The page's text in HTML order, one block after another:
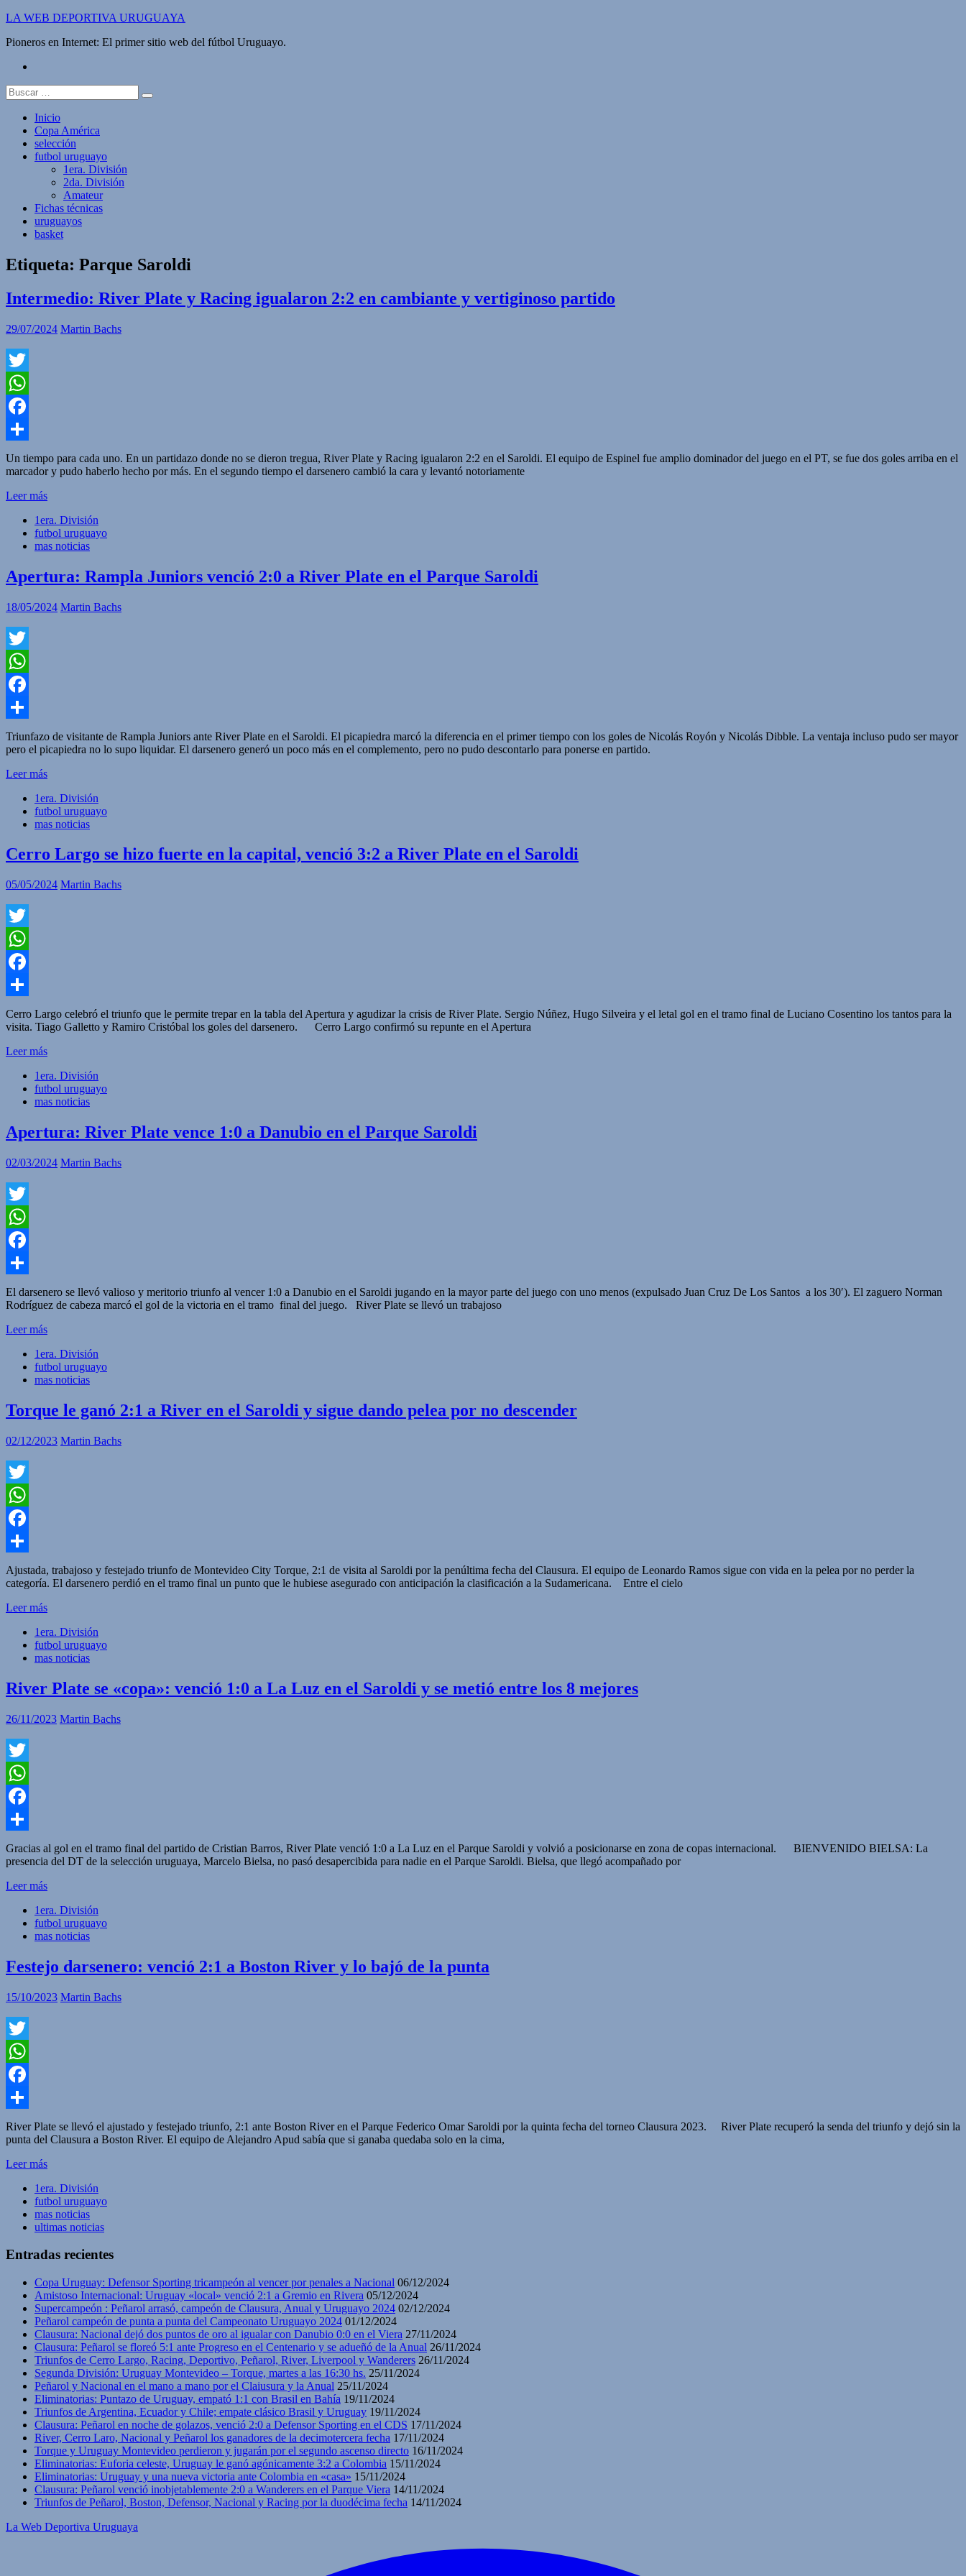
Saltar
contenido
LA WEB DEPORTIVA URUGUAYA
Pioneros en Internet: El primer sitio web del fútbol Uruguayo.
Buscar:
Inicio
Copa América
selección
futbol uruguayo
1era. División
2da. División
Amateur
Fichas técnicas
uruguayos
basket
Etiqueta: Parque Saroldi
Intermedio: River Plate y Racing igualaron 2:2 en cambiante y vertiginoso partido
29/07/2024 Martin Bachs
Twitter
WhatsApp
Facebook
Compartir
Un tiempo para cada uno. En un partidazo donde no se dieron tregua, River Plate y Racing igualaron 2:2 en el Saroldi. El equipo de Espinel fue amplio dominador del juego en el PT, se fue dos goles arriba en el
marcador y pudo haberlo hecho por más. En el segundo tiempo el darsenero cambió la cara y levantó notoriamente
Leer más
1era. División
futbol uruguayo
mas noticias
Apertura: Rampla Juniors venció 2:0 a River Plate en el Parque Saroldi
18/05/2024 Martin Bachs
Twitter
WhatsApp
Facebook
Compartir
Triunfazo de visitante de Rampla Juniors ante River Plate en el Saroldi. El picapiedra marcó la diferencia en el primer tiempo con los goles de Nicolás Royón y Nicolás Dibble. La ventaja incluso pudo ser mayor
pero el picapiedra no lo supo liquidar. El darsenero generó un poco más en el complemento, pero no pudo descontarlo para ponerse en partido.
Leer más
1era. División
futbol uruguayo
mas noticias
Cerro Largo se hizo fuerte en la capital, venció 3:2 a River Plate en el Saroldi
05/05/2024 Martin Bachs
Twitter
WhatsApp
Facebook
Compartir
Cerro Largo celebró el triunfo que le permite trepar en la tabla del Apertura y agudizar la crisis de River Plate. Sergio Núñez, Hugo Silveira y el letal gol en el tramo final de Luciano Cosentino los tantos para la
visita. Tiago Galletto y Ramiro Cristóbal los goles del darsenero. Cerro Largo confirmó su repunte en el Apertura
Leer más
1era. División
futbol uruguayo
mas noticias
Apertura: River Plate vence 1:0 a Danubio en el Parque Saroldi
02/03/2024 Martin Bachs
Twitter
WhatsApp
Facebook
Compartir
El darsenero se llevó valioso y meritorio triunfo al vencer 1:0 a Danubio en el Saroldi jugando en la mayor parte del juego con uno menos (expulsado Juan Cruz De Los Santos a los 30′). El zaguero Norman
Rodríguez de cabeza marcó el gol de la victoria en el tramo final del juego. River Plate se llevó un trabajoso
Leer más
1era. División
futbol uruguayo
mas noticias
Torque le ganó 2:1 a River en el Saroldi y sigue dando pelea por no descender
02/12/2023 Martin Bachs
Twitter
WhatsApp
Facebook
Compartir
Ajustada, trabajoso y festejado triunfo de Montevideo City Torque, 2:1 de visita al Saroldi por la penúltima fecha del Clausura. El equipo de Leonardo Ramos sigue con vida en la pelea por no perder la
categoría. El darsenero perdió en el tramo final un punto que le hubiese asegurado con anticipación la clasificación a la Sudamericana. Entre el cielo
Leer más
1era. División
futbol uruguayo
mas noticias
River Plate se «copa»: venció 1:0 a La Luz en el Saroldi y se metió entre los 8 mejores
26/11/2023 Martin Bachs
Twitter
WhatsApp
Facebook
Compartir
Gracias al gol en el tramo final del partido de Cristian Barros, River Plate venció 1:0 a La Luz en el Parque Saroldi y volvió a posicionarse en zona de copas internacional. BIENVENIDO BIELSA: La
presencia del DT de la selección uruguaya, Marcelo Bielsa, no pasó desapercibida para nadie en el Parque Saroldi. Bielsa, que llegó acompañado por
Leer más
1era. División
futbol uruguayo
mas noticias
Festejo darsenero: venció 2:1 a Boston River y lo bajó de la punta
15/10/2023 Martin Bachs
Twitter
WhatsApp
Facebook
Compartir
River Plate se llevó el ajustado y festejado triunfo, 2:1 ante Boston River en el Parque Federico Omar Saroldi por la quinta fecha del torneo Clausura 2023. River Plate recuperó la senda del triunfo y dejó sin la
punta del Clausura a Boston River. El equipo de Alejandro Apud sabía que si ganaba quedaba solo en la cima,
Leer más
1era. División
futbol uruguayo
mas noticias
ultimas noticias
Entradas recientes
Copa Uruguay: Defensor Sporting tricampeón al vencer por penales a Nacional 06/12/2024
Amistoso Internacional: Uruguay «local» venció 2:1 a Gremio en Rivera 05/12/2024
Supercampeón : Peñarol arrasó, campeón de Clausura, Anual y Uruguayo 2024 02/12/2024
Peñarol campeón de punta a punta del Campeonato Uruguayo 2024 01/12/2024
Clausura: Nacional dejó dos puntos de oro al igualar con Danubio 0:0 en el Viera 27/11/2024
Clausura: Peñarol se floreó 5:1 ante Progreso en el Centenario y se adueñó de la Anual 26/11/2024
Triunfos de Cerro Largo, Racing, Deportivo, Peñarol, River, Liverpool y Wanderers 26/11/2024
Segunda División: Uruguay Montevideo – Torque, martes a las 16:30 hs. 25/11/2024
Peñarol y Nacional en el mano a mano por el Claiusura y la Anual 25/11/2024
Eliminatorias: Puntazo de Uruguay, empató 1:1 con Brasil en Bahía 19/11/2024
Triunfos de Argentina, Ecuador y Chile; empate clásico Brasil y Uruguay 19/11/2024
Clausura: Peñarol en noche de golazos, venció 2:0 a Defensor Sporting en el CDS 17/11/2024
River, Cerro Laro, Nacional y Peñarol los ganadores de la decimotercera fecha 17/11/2024
Torque y Uruguay Montevideo perdieron y jugarán por el segundo ascenso directo 16/11/2024
Eliminatorias: Euforia celeste, Uruguay le ganó agónicamente 3:2 a Colombia 15/11/2024
Eliminatorias: Uruguay y una nueva victoria ante Colombia en «casa» 15/11/2024
Clausura: Peñarol venció inobjetablemente 2:0 a Wanderers en el Parque Viera 14/11/2024
Triunfos de Peñarol, Boston, Defensor, Nacional y Racing por la duodécima fecha 14/11/2024
La Web Deportiva Uruguaya